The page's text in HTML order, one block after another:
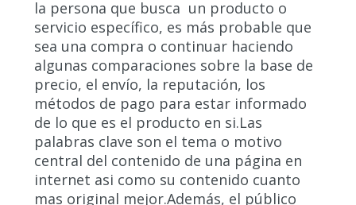
la persona que busca un producto o
servicio específico, es más probable que
sea una compra o continuar haciendo
algunas comparaciones sobre la base de
precio, el envío, la reputación, los
métodos de pago para estar informado
de lo que es el producto en si.Las
palabras clave son el tema o motivo
central del contenido de una página en
internet asi como su contenido cuanto
mas original mejor.Además, el público